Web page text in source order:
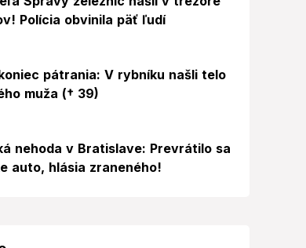
Polícia obvinila päť ľudí
pátrania: V rybníku našli telo
muža († 39)
nehoda v Bratislave: Prevrátilo sa
auto, hlásia zraneného!